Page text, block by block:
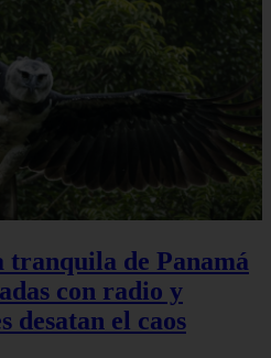
tranquila de Panamá
con radio y
desatan el caos